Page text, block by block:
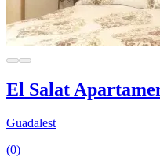
El Salat
Guadalest
(0)